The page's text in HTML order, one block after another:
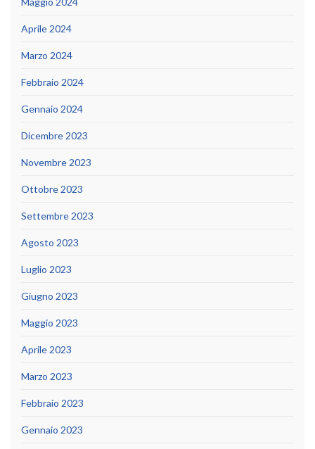
Aprile 2024
Marzo 2024
Febbraio 2024
Gennaio 2024
Dicembre 2023
Novembre 2023
Ottobre 2023
Settembre 2023
Agosto 2023
Luglio 2023
Giugno 2023
Maggio 2023
Aprile 2023
Marzo 2023
Febbraio 2023
Gennaio 2023